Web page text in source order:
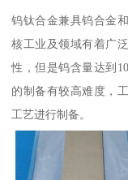
钨钛合金兼具钨合金
核工业及领域有着广
性，但是钨含量达到
的制备有较高难度，
工艺进行制备。